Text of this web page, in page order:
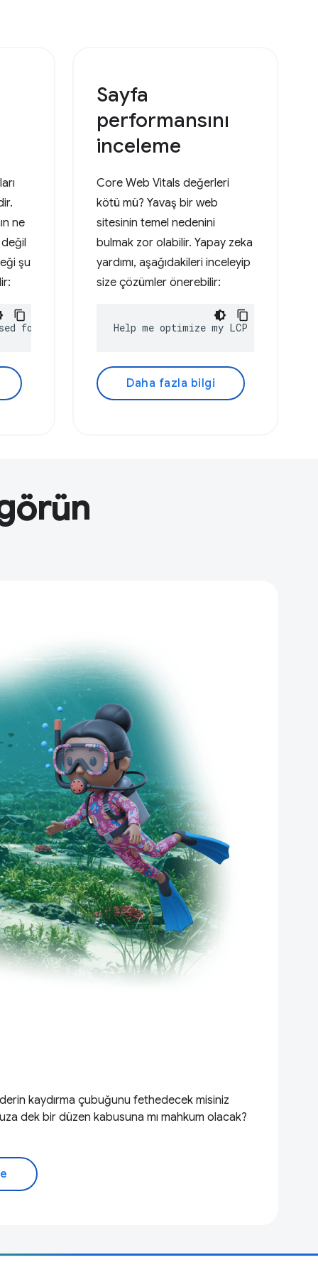
ne
değil
şu
for?
Sayfa
performansını
inceleme
Core Web Vitals değerleri
kötü mü? Yavaş bir web
sitesinin temel nedenini
bulmak zor olabilir. Yapay zeka
yardımı, aşağıdakileri inceleyip
size çözümler önerebilir:
Help me optimize my LCP score
Daha fazla bilgi
görün
kaydırma çubuğunu fethedecek misiniz
dek bir düzen kabusuna mı mahkum olacak?